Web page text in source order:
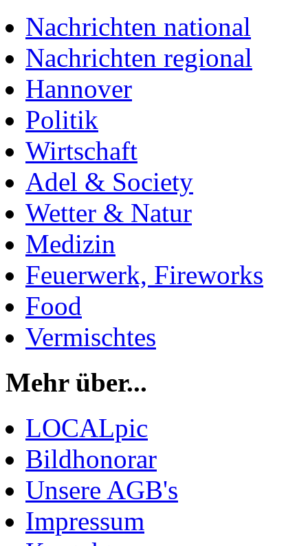
Nachrichten national
Nachrichten regional
Hannover
Politik
Wirtschaft
Adel & Society
Wetter & Natur
Medizin
Feuerwerk, Fireworks
Food
Vermischtes
Mehr über...
LOCALpic
Bildhonorar
Unsere AGB's
Impressum